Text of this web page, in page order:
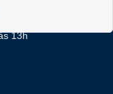
13h